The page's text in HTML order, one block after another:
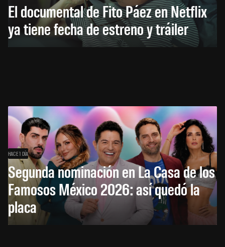
El documental de Fito Páez en Netflix
ya tiene fecha de estreno y tráiler
HACE 1 DÍA
Segunda nominación en La Casa de los
Famosos México 2026: así quedó la
placa